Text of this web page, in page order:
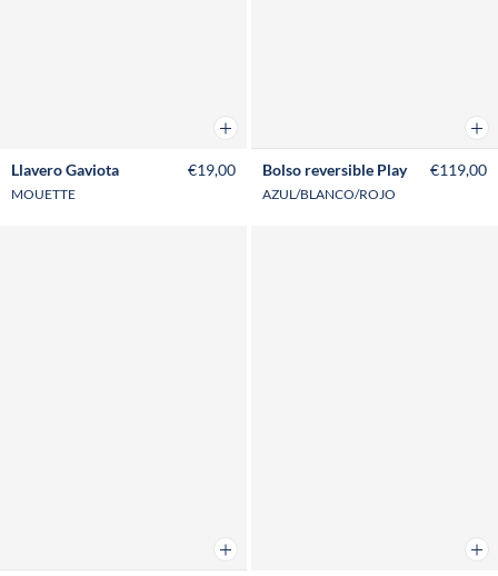
Añadir a la cesta
Llavero Gaviota
MOUETTE
€19,00 Bolso reversible Play
AZUL/BLANCO/ROJO
€119,00
Añadir a la cesta